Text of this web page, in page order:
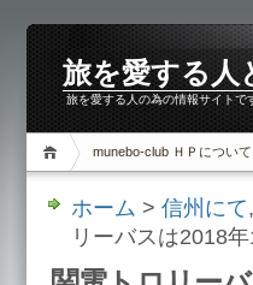
旅を愛する人
旅を愛する人の為の情報サイトで
munebo-club ＨＰについて
ホーム > 信州にて,
リーバスは2018